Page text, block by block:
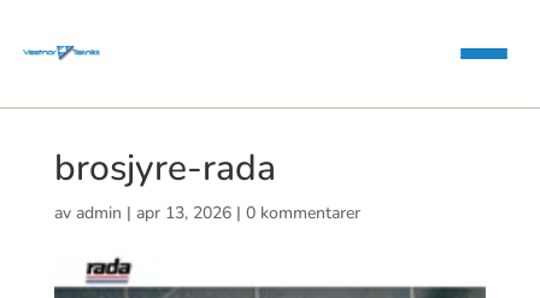
brosjyre-rada
av admin | apr 13, 2026| 0 kommentarer